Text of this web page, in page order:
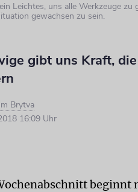
Leichtes, uns alle Werkzeuge
gewachsen zu sein.
gibt uns Kraft,
Brytva
16:09 Uhr
beginnt